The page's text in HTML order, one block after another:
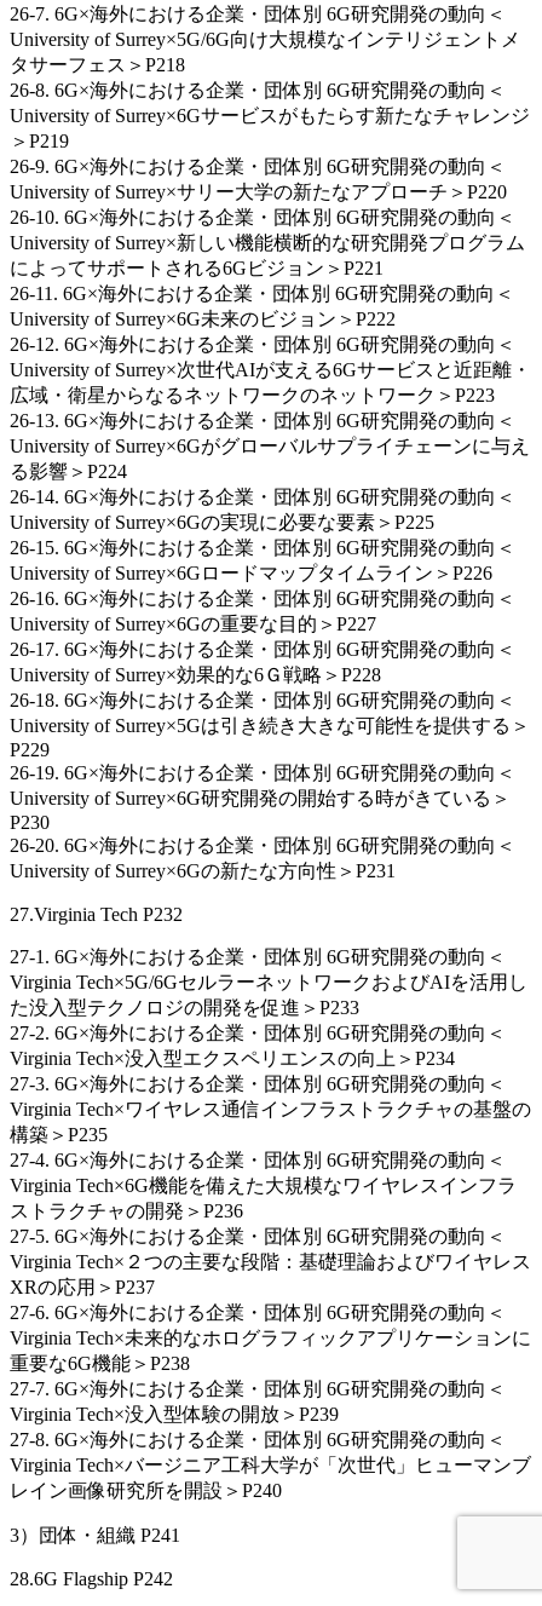
26-7. 6G×海外における企業・団体別 6G研究開発の動向＜
University of Surrey×5G/6G向け大規模なインテリジェントメ
タサーフェス＞P218
26-8. 6G×海外における企業・団体別 6G研究開発の動向＜
University of Surrey×6Gサービスがもたらす新たなチャレンジ
＞P219
26-9. 6G×海外における企業・団体別 6G研究開発の動向＜
University of Surrey×サリー大学の新たなアプローチ＞P220
26-10. 6G×海外における企業・団体別 6G研究開発の動向＜
University of Surrey×新しい機能横断的な研究開発プログラム
によってサポートされる6Gビジョン＞P221
26-11. 6G×海外における企業・団体別 6G研究開発の動向＜
University of Surrey×6G未来のビジョン＞P222
26-12. 6G×海外における企業・団体別 6G研究開発の動向＜
University of Surrey×次世代AIが支える6Gサービスと近距離・
広域・衛星からなるネットワークのネットワーク＞P223
26-13. 6G×海外における企業・団体別 6G研究開発の動向＜
University of Surrey×6Gがグローバルサプライチェーンに与え
る影響＞P224
26-14. 6G×海外における企業・団体別 6G研究開発の動向＜
University of Surrey×6Gの実現に必要な要素＞P225
26-15. 6G×海外における企業・団体別 6G研究開発の動向＜
University of Surrey×6Gロードマップタイムライン＞P226
26-16. 6G×海外における企業・団体別 6G研究開発の動向＜
University of Surrey×6Gの重要な目的＞P227
26-17. 6G×海外における企業・団体別 6G研究開発の動向＜
University of Surrey×効果的な6Ｇ戦略＞P228
26-18. 6G×海外における企業・団体別 6G研究開発の動向＜
University of Surrey×5Gは引き続き大きな可能性を提供する＞
P229
26-19. 6G×海外における企業・団体別 6G研究開発の動向＜
University of Surrey×6G研究開発の開始する時がきている＞
P230
26-20. 6G×海外における企業・団体別 6G研究開発の動向＜
University of Surrey×6Gの新たな方向性＞P231
27.Virginia Tech P232
27-1. 6G×海外における企業・団体別 6G研究開発の動向＜
Virginia Tech×5G/6GセルラーネットワークおよびAIを活用し
た没入型テクノロジの開発を促進＞P233
27-2. 6G×海外における企業・団体別 6G研究開発の動向＜
Virginia Tech×没入型エクスペリエンスの向上＞P234
27-3. 6G×海外における企業・団体別 6G研究開発の動向＜
Virginia Tech×ワイヤレス通信インフラストラクチャの基盤の
構築＞P235
27-4. 6G×海外における企業・団体別 6G研究開発の動向＜
Virginia Tech×6G機能を備えた大規模なワイヤレスインフラ
ストラクチャの開発＞P236
27-5. 6G×海外における企業・団体別 6G研究開発の動向＜
Virginia Tech×２つの主要な段階：基礎理論およびワイヤレス
XRの応用＞P237
27-6. 6G×海外における企業・団体別 6G研究開発の動向＜
Virginia Tech×未来的なホログラフィックアプリケーションに
重要な6G機能＞P238
27-7. 6G×海外における企業・団体別 6G研究開発の動向＜
Virginia Tech×没入型体験の開放＞P239
27-8. 6G×海外における企業・団体別 6G研究開発の動向＜
Virginia Tech×バージニア工科大学が「次世代」ヒューマンブ
レイン画像研究所を開設＞P240
3）団体・組織 P241
28.6G Flagship P242